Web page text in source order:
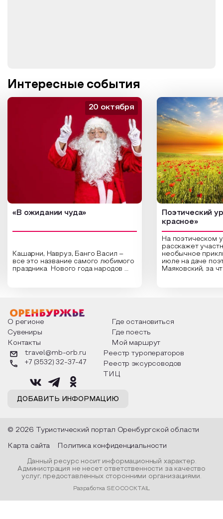
Интересные события
«В ожидании чуда»
Кашарни, Навруз, Банго Васил –
все это название самого любимого
праздника Нового года народов
о том, как встречают новый год в
разных уголках страны, какие
обряды совершают на удачу и
благополучие, в чем схожи и
различаются традиции. Кто такой
Дед Мороз и откуда он пришел, как
его называют в разных уголках
страны и как появились елочные
20 октября
Поэтический
красное»
На поэтическом
расскажет
необычное
июле на даче
Маяковский, за
Твардовского и
каждой строчке
восхищение
яркому времени
О регионе
Где остановиться
Сувениры
Где поесть
Контакты
Мой маршрут
ДОБАВИТЬ ИНФОРМАЦИЮ
travel@mb-orb.ru
+7 (3532) 32-37-47
Реестр туроператоров
Реестр эксурсоводов
ТИЦ
© 2026 Туристический портал Оренбургской области
Карта сайта Политика конфиденциальности
Данный ресурс носит информационный характер.
Администрация не несет ответственности за качество
услуг, предоставленных сторонними организациями.
Разработка SEOCOCKTAIL